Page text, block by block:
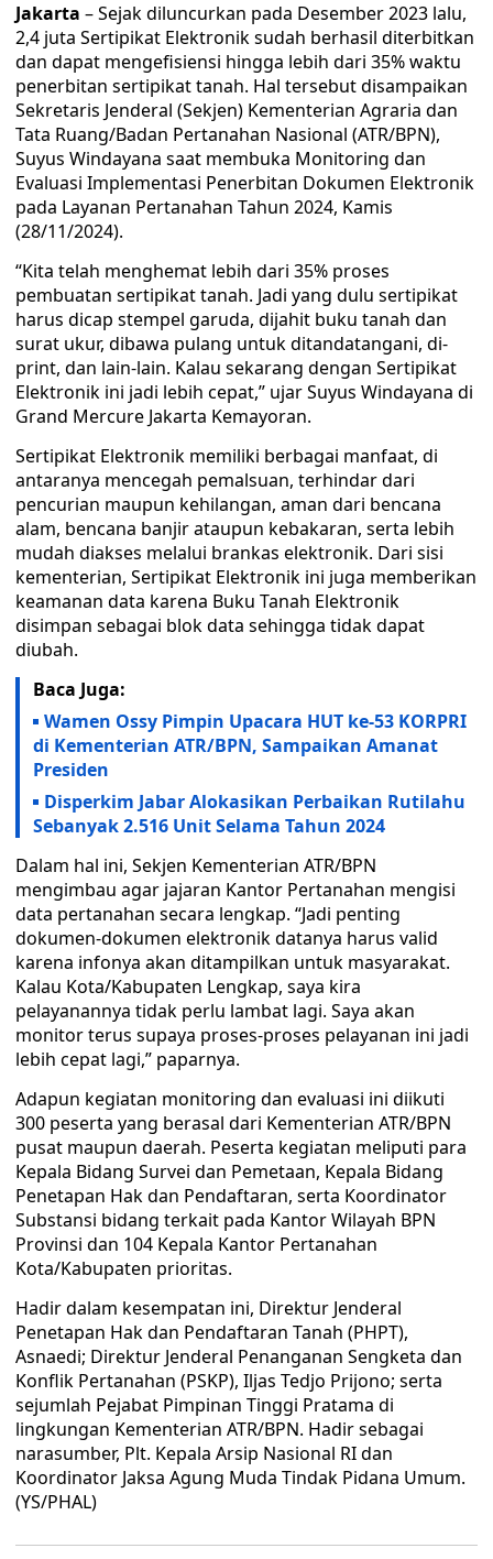
Jakarta – Sejak diluncurkan pada Desember 2023 lalu,
2,4 juta Sertipikat Elektronik sudah berhasil diterbitkan
dan dapat mengefisiensi hingga lebih dari 35% waktu
penerbitan sertipikat tanah. Hal tersebut disampaikan
Sekretaris Jenderal (Sekjen) Kementerian Agraria dan
Tata Ruang/Badan Pertanahan Nasional (ATR/BPN),
Suyus Windayana saat membuka Monitoring dan
Evaluasi Implementasi Penerbitan Dokumen Elektronik
pada Layanan Pertanahan Tahun 2024, Kamis
(28/11/2024).
“Kita telah menghemat lebih dari 35% proses
pembuatan sertipikat tanah. Jadi yang dulu sertipikat
harus dicap stempel garuda, dijahit buku tanah dan
surat ukur, dibawa pulang untuk ditandatangani, di-
print, dan lain-lain. Kalau sekarang dengan Sertipikat
Elektronik ini jadi lebih cepat,” ujar Suyus Windayana di
Grand Mercure Jakarta Kemayoran.
Sertipikat Elektronik memiliki berbagai manfaat, di
antaranya mencegah pemalsuan, terhindar dari
pencurian maupun kehilangan, aman dari bencana
alam, bencana banjir ataupun kebakaran, serta lebih
mudah diakses melalui brankas elektronik. Dari sisi
kementerian, Sertipikat Elektronik ini juga memberikan
keamanan data karena Buku Tanah Elektronik
disimpan sebagai blok data sehingga tidak dapat
diubah.
Baca Juga:
Wamen Ossy Pimpin Upacara HUT ke-53 KORPRI
di Kementerian ATR/BPN, Sampaikan Amanat
Presiden
Disperkim Jabar Alokasikan Perbaikan Rutilahu
Sebanyak 2.516 Unit Selama Tahun 2024
Dalam hal ini, Sekjen Kementerian ATR/BPN
mengimbau agar jajaran Kantor Pertanahan mengisi
data pertanahan secara lengkap. “Jadi penting
dokumen-dokumen elektronik datanya harus valid
karena infonya akan ditampilkan untuk masyarakat.
Kalau Kota/Kabupaten Lengkap, saya kira
pelayanannya tidak perlu lambat lagi. Saya akan
monitor terus supaya proses-proses pelayanan ini jadi
lebih cepat lagi,” paparnya.
Adapun kegiatan monitoring dan evaluasi ini diikuti
300 peserta yang berasal dari Kementerian ATR/BPN
pusat maupun daerah. Peserta kegiatan meliputi para
Kepala Bidang Survei dan Pemetaan, Kepala Bidang
Penetapan Hak dan Pendaftaran, serta Koordinator
Substansi bidang terkait pada Kantor Wilayah BPN
Provinsi dan 104 Kepala Kantor Pertanahan
Kota/Kabupaten prioritas.
Hadir dalam kesempatan ini, Direktur Jenderal
Penetapan Hak dan Pendaftaran Tanah (PHPT),
Asnaedi; Direktur Jenderal Penanganan Sengketa dan
Konflik Pertanahan (PSKP), Iljas Tedjo Prijono; serta
sejumlah Pejabat Pimpinan Tinggi Pratama di
lingkungan Kementerian ATR/BPN. Hadir sebagai
narasumber, Plt. Kepala Arsip Nasional RI dan
Koordinator Jaksa Agung Muda Tindak Pidana Umum.
(YS/PHAL)